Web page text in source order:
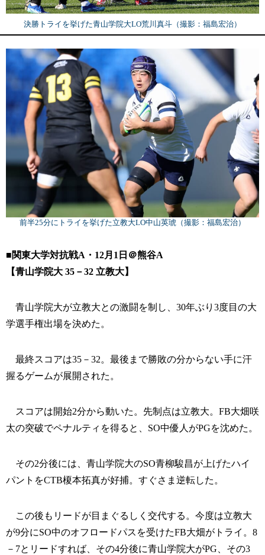
決勝トライを挙げた青山学院大LO荒川真斗（撮影：福島宏治）
前半25分にトライを挙げた立教大LO中山英琥（撮影：福島宏治）
■関東大学対抗戦A・12月1日＠熊谷A
【青山学院大 35－32 立教大】
青山学院大が立教大との激闘を制し、30年ぶり3度目の大
学選手権出場を決めた。
最終スコアは35－32。最後まで勝敗の分からない手に汗
握るゲームが展開された。
スコアは開始2分から動いた。先制点は立教大。FB大畑咲
太の突破でペナルティを得ると、SO中優人がPGを沈めた。
その2分後には、青山学院大のSO青柳駿昌が上げたハイ
パントをCTB榎本拓真が好捕。すぐさま逆転した。
この後もリードが目まぐるしく交代する。今度は立教大
が9分にSO中のオフロードパスを受けたFB大畑がトライ。8
－7とリードすれば、その4分後に青山学院大がPG、その3